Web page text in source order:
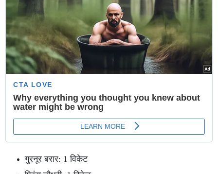
गुरनूर बरार: 1 विकेट